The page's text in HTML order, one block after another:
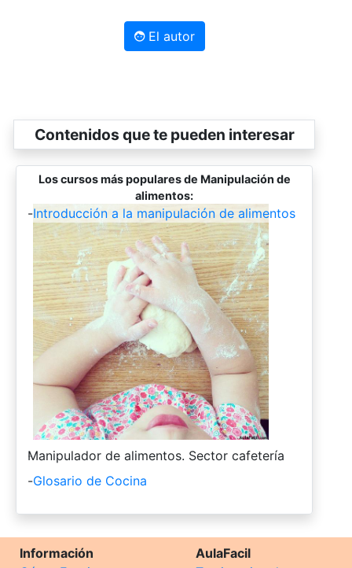
El autor
Contenidos que te pueden interesar
Los cursos más populares de Manipulación de
alimentos:
-Introducción a la manipulación de alimentos
-
Manipulador de alimentos. Sector cafetería
-Glosario de Cocina
Información
AulaFacil